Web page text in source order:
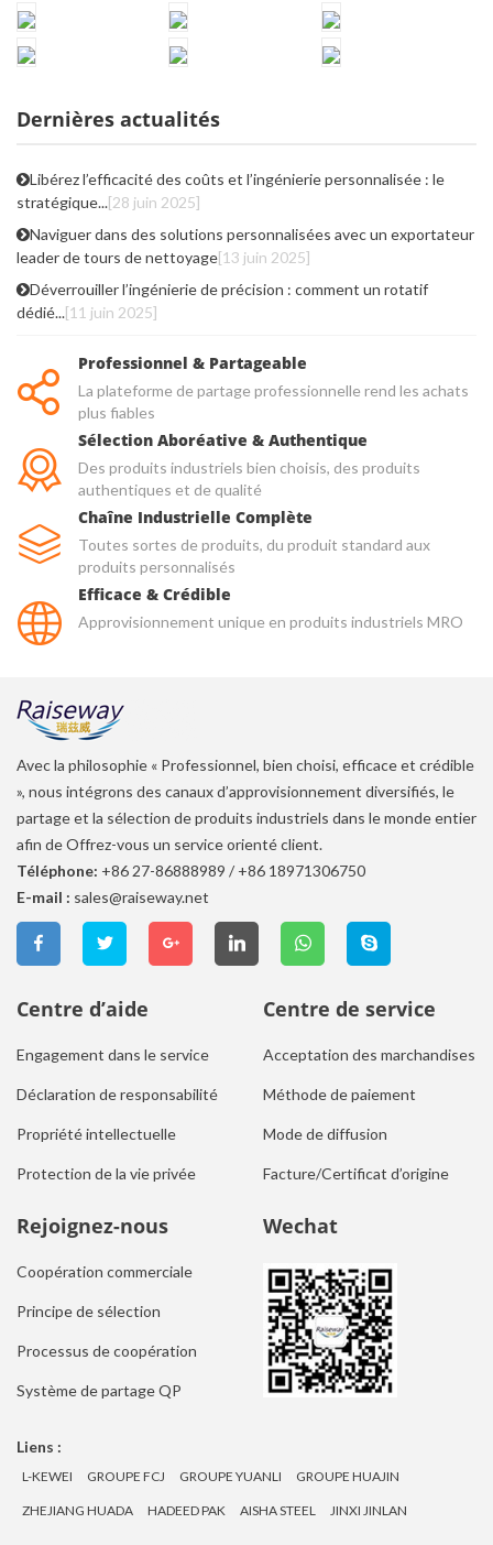
Dernières actualités
Libérez l’efficacité des coûts et l’ingénierie personnalisée : le
stratégique...[28 juin 2025]
Naviguer dans des solutions personnalisées avec un exportateur
leader de tours de nettoyage[13 juin 2025]
Déverrouiller l’ingénierie de précision : comment un rotatif
dédié...[11 juin 2025]
Professionnel & Partageable
La plateforme de partage professionnelle rend les achats
plus fiables
Sélection Aboréative & Authentique
Des produits industriels bien choisis, des produits
authentiques et de qualité
Chaîne Industrielle Complète
Toutes sortes de produits, du produit standard aux
produits personnalisés
Efficace & Crédible
Approvisionnement unique en produits industriels MRO
Avec la philosophie « Professionnel, bien choisi, efficace et crédible
», nous intégrons des canaux d’approvisionnement diversifiés, le
partage et la sélection de produits industriels dans le monde entier
afin de Offrez-vous un service orienté client.
Téléphone: +86 27-86888989 / +86 18971306750
E-mail : sales@raiseway.net
Centre d’aide
Engagement dans le service
Déclaration de responsabilité
Propriété intellectuelle
Protection de la vie privée
Centre de service
Acceptation des marchandises
Méthode de paiement
Mode de diffusion
Facture/Certificat d’origine
Rejoignez-nous
Coopération commerciale
Principe de sélection
Processus de coopération
Système de partage QP
Wechat
Liens :
L-KEWEI GROUPE FCJ GROUPE YUANLI GROUPE HUAJIN
ZHEJIANG HUADA HADEED PAK AISHA STEEL JINXI JINLAN